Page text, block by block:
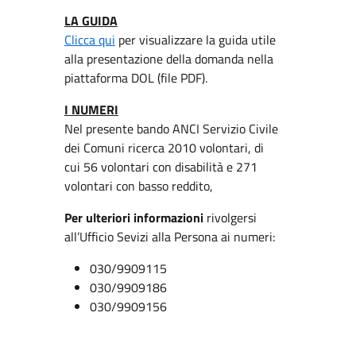
LA GUIDA
Clicca qui per visualizzare la guida utile
alla presentazione della domanda nella
piattaforma DOL (file PDF).
I NUMERI
Nel presente bando ANCI Servizio Civile
dei Comuni ricerca 2010 volontari, di
cui 56 volontari con disabilità e 271
volontari con basso reddito,
Per ulteriori informazionirivolgersi
all’Ufficio Sevizi alla Persona ai numeri:
030/9909115
030/9909186
030/9909156